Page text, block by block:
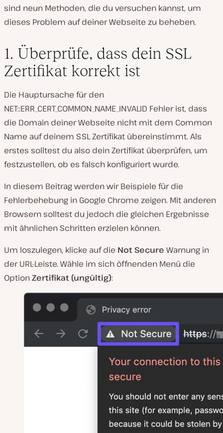
sind neun Methoden, die du versuchen kannst, um
dieses Problem auf deiner Webseite zu beheben.
1. Überprüfe, dass dein SSL
Zertifikat korrekt ist
Die Hauptursache für den
NET::ERR_CERT_COMMON_NAME_INVALID Fehler ist, dass
die Domain deiner Webseite nicht mit dem Common
Name auf deinem SSL Zertifikat übereinstimmt. Als
erstes solltest du also dein Zertifikat überprüfen, um
festzustellen, ob es falsch konfiguriert wurde.
In diesem Beitrag werden wir Beispiele für die
Fehlerbehebung in Google Chrome zeigen. Mit anderen
Browsern solltest du jedoch die gleichen Ergebnisse
mit ähnlichen Schritten erzielen können.
Um loszulegen, klicke auf die Not Secure Warnung in
der URL-Leiste. Wähle im sich öffnenden Menü die
OptionZertifikat (ungültig):